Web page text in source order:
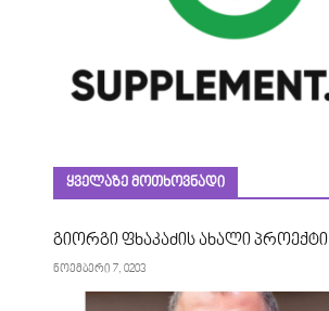
ᲧᲕᲔᲚᲐᲖᲔ ᲛᲝᲗᲮᲝᲕᲜᲐᲓᲘ
გიორგი ფხაკაძის ახალი პროექტი
ნოემბერი 7, 0203